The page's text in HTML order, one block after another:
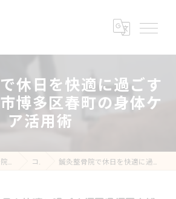
休日を快適に過ごす
博多区春町の身体ケ
ア活用術
コラム 鍼灸整骨院で休日を快適に過ごす福岡県福岡市博多区春町の身体ケア活用術